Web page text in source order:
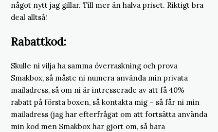
något nytt jag gillar. Till mer än halva priset. Riktigt bra
deal alltså!
Rabattkod:
Skulle ni vilja ha samma överraskning och prova
Smakbox, så måste ni numera använda min privata
mailadress, så om ni är intresserade av att få 40%
rabatt på första boxen, så kontakta mig – så får ni min
mailadress (jag har efterfrågat om att fortsätta använda
min kod men Smakbox har gjort om, så bara